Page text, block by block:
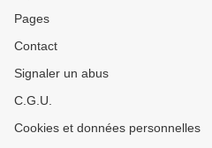
Pages
Contact
Signaler un abus
C.G.U.
Cookies et données personnelles